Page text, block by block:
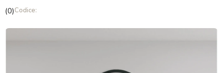
La
media
(0)